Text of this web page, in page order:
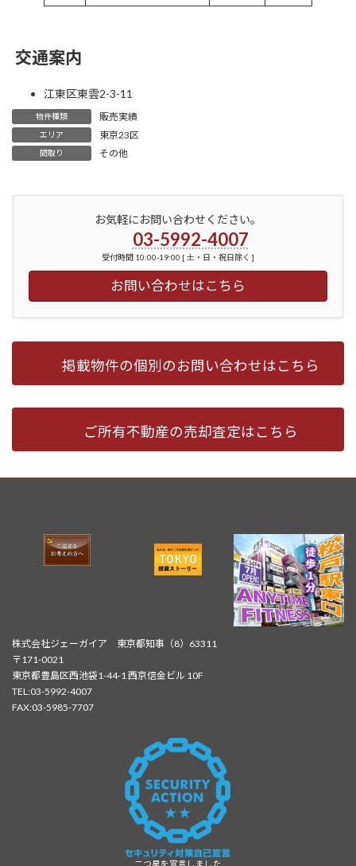
交通案内
江東区東雲2-3-11
物件種類 販売実績
エリア 東京23区
間取り その他
お気軽にお問い合わせください。
03-5992-4007
受付時間 10:00-19:00 [ 土・日・祝日除く ]
お問い合わせはこちら
掲載物件の個別のお問い合わせはこちら
ご所有不動産の売却査定はこちら
株式会社ジェーガイア 東京都知事（8）63311
〒171-0021
東京都豊島区西池袋1-44-1 西京信金ビル 10F
TEL:03-5992-4007
FAX:03-5985-7707
二つ星を宣言しました